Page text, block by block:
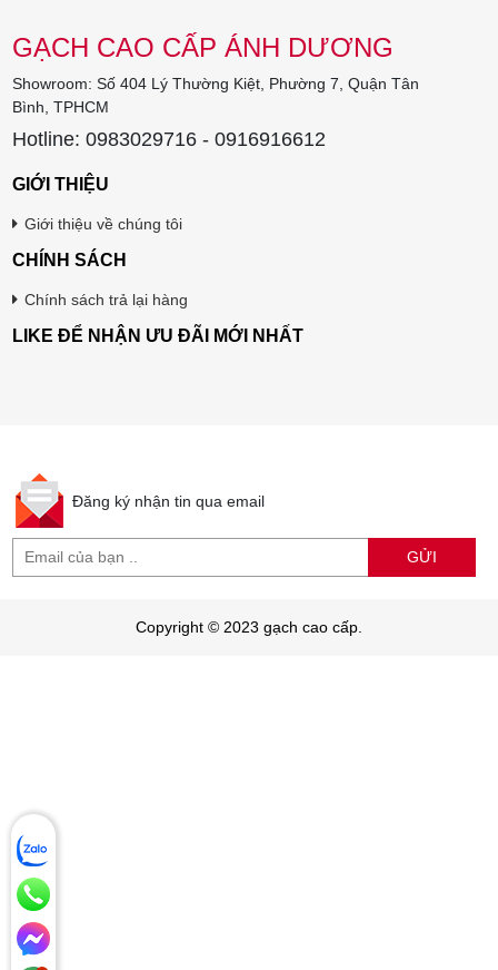
GẠCH CAO CẤP ÁNH DƯƠNG
Showroom: Số 404 Lý Thường Kiệt, Phường 7, Quận Tân
Bình, TPHCM
Hotline: 0983029716 - 0916916612
GIỚI THIỆU
Giới thiệu về chúng tôi
CHÍNH SÁCH
Chính sách trả lại hàng
LIKE ĐỂ NHẬN ƯU ĐÃI MỚI NHẤT
Đăng ký nhận tin qua email
GỬI
Copyright © 2023 gạch cao cấp.